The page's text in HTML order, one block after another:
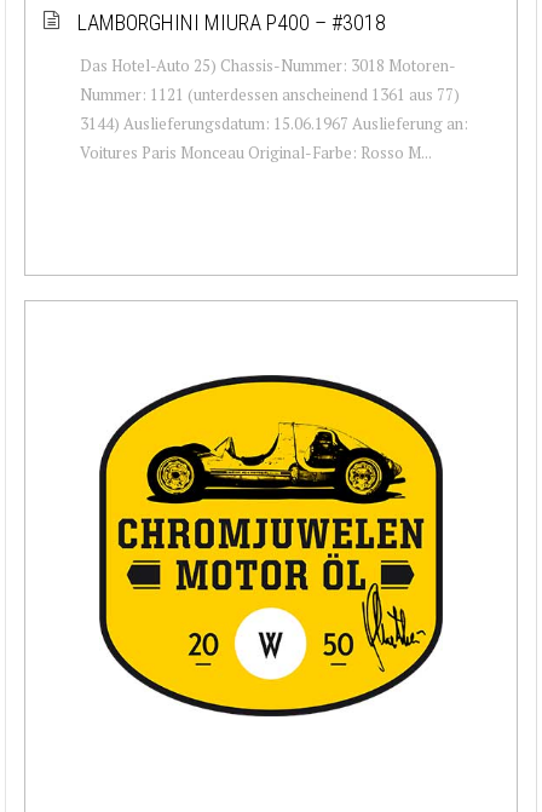
LAMBORGHINI MIURA P400 – #3018
Das Hotel-Auto 25) Chassis-Nummer: 3018 Motoren-
Nummer: 1121 (unterdessen anscheinend 1361 aus 77)
3144) Auslieferungsdatum: 15.06.1967 Auslieferung an:
Voitures Paris Monceau Original-Farbe: Rosso M...